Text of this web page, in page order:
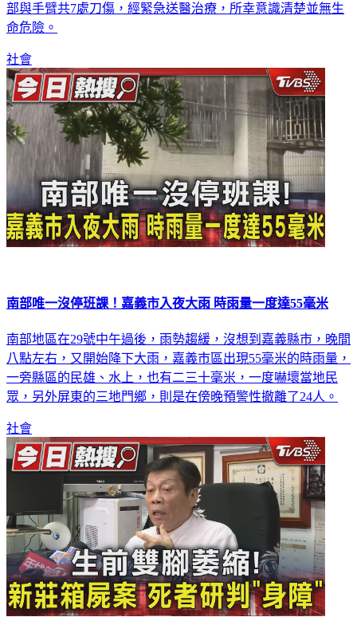
務，疑似情緒失控，在市場內當場持殺豬刀狠砍，造成對方背
部與手臂共7處刀傷，經緊急送醫治療，所幸意識清楚並無生
社會
南部地區在29號中午過後，雨勢趨緩，沒想到嘉義縣市，晚間
八點左右，又開始降下大雨，嘉義市區出現55毫米的時雨量，
一旁縣區的民雄、水上，也有二三十毫米，一度嚇壞當地民
社會